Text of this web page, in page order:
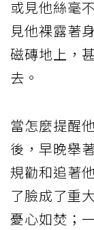
或見他絲毫
見他裸露著
磁磚地上，
去。
當怎麼提醒
後，早晚舉
規勸和追著
了臉成了重
憂心如焚；